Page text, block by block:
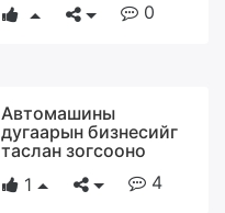
0
Автомашины
дугаарын бизнесийг
таслан зогсооно
1
4